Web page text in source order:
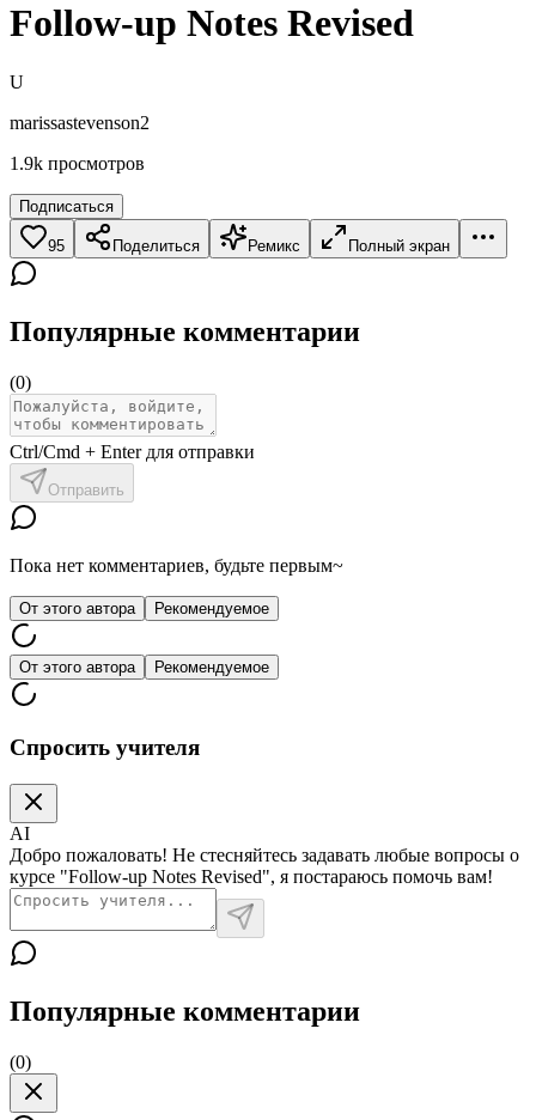
Follow-up Notes Revised
U
marissastevenson2
1.9k просмотров
Подписаться
95 Поделиться Ремикс Полный экран
Популярные комментарии
(0)
Ctrl/Cmd + Enter для отправки
Отправить
Пока нет комментариев, будьте первым~
От этого автора Рекомендуемое
От этого автора Рекомендуемое
Спросить учителя
AI
Добро пожаловать! Не стесняйтесь задавать любые вопросы о
курсе "Follow-up Notes Revised", я постараюсь помочь вам!
Популярные комментарии
(0)